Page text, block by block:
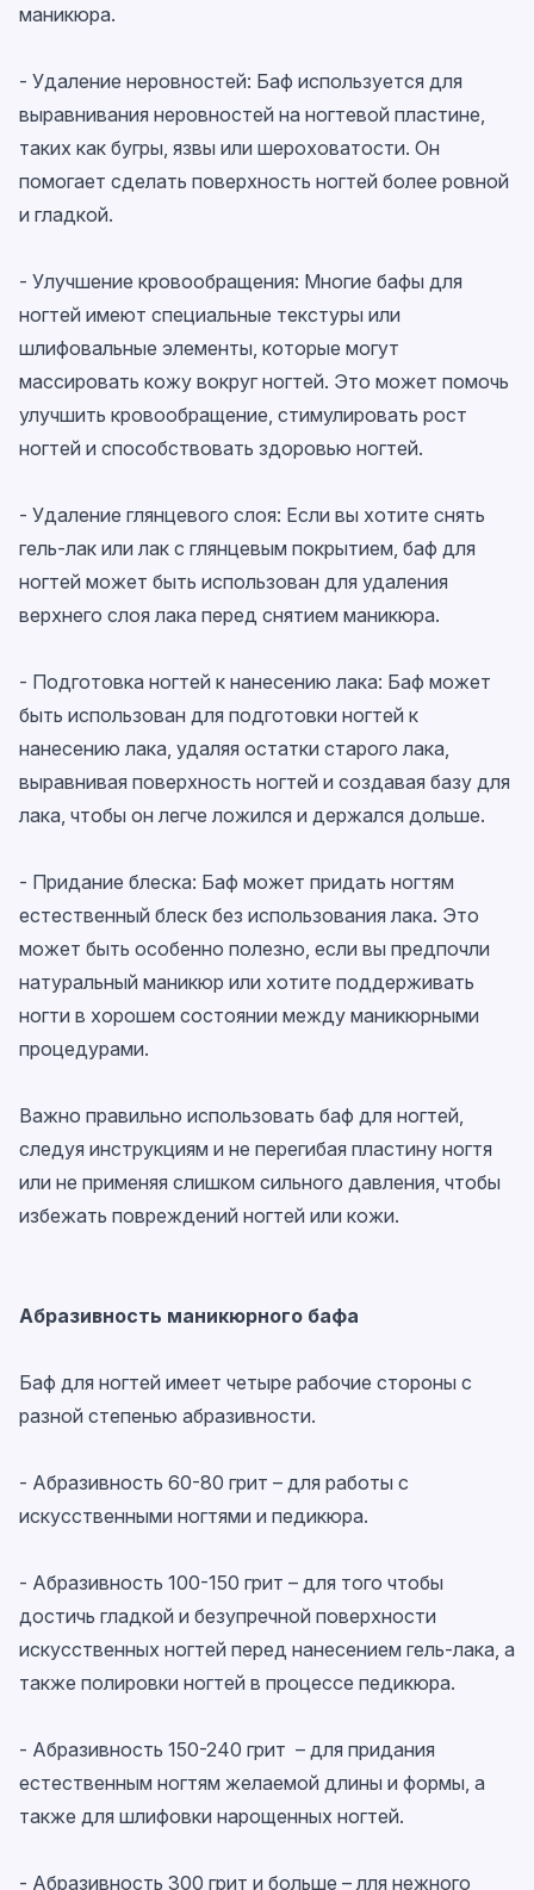
маникюра.
- Удаление неровностей: Баф используется для
выравнивания неровностей на ногтевой пластине,
таких как бугры, язвы или шероховатости. Он
помогает сделать поверхность ногтей более ровной
и гладкой.
- Улучшение кровообращения: Многие бафы для
ногтей имеют специальные текстуры или
шлифовальные элементы, которые могут
массировать кожу вокруг ногтей. Это может помочь
улучшить кровообращение, стимулировать рост
ногтей и способствовать здоровью ногтей.
- Удаление глянцевого слоя: Если вы хотите снять
гель-лак или лак с глянцевым покрытием, баф для
ногтей может быть использован для удаления
верхнего слоя лака перед снятием маникюра.
- Подготовка ногтей к нанесению лака: Баф может
быть использован для подготовки ногтей к
нанесению лака, удаляя остатки старого лака,
выравнивая поверхность ногтей и создавая базу для
лака, чтобы он легче ложился и держался дольше.
- Придание блеска: Баф может придать ногтям
естественный блеск без использования лака. Это
может быть особенно полезно, если вы предпочли
натуральный маникюр или хотите поддерживать
ногти в хорошем состоянии между маникюрными
процедурами.
Важно правильно использовать баф для ногтей,
следуя инструкциям и не перегибая пластину ногтя
или не применяя слишком сильного давления, чтобы
избежать повреждений ногтей или кожи.
Абразивность маникюрного бафа
Баф для ногтей имеет четыре рабочие стороны с
разной степенью абразивности.
- Абразивность 60-80 грит – для работы с
искусственными ногтями и педикюра.
- Абразивность 100-150 грит – для того чтобы
достичь гладкой и безупречной поверхности
искусственных ногтей перед нанесением гель-лака, а
также полировки ногтей в процессе педикюра.
- Абразивность 150-240 грит – для придания
естественным ногтям желаемой длины и формы, а
также для шлифовки нарощенных ногтей.
- Абразивность 300 грит и больше – лля нежного